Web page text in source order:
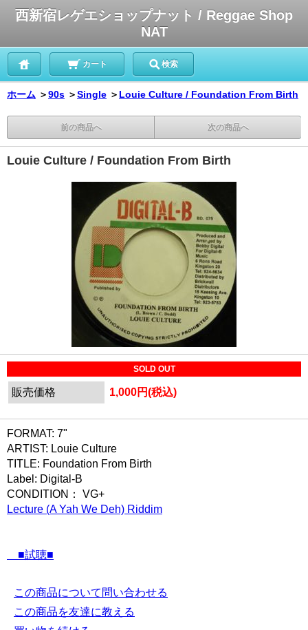
西新宿レゲエショップナット / Reggae Shop
NAT
カート 検索
ホーム ＞90s ＞Single ＞ Louie Culture / Foundation From Birth
前の商品へ 次の商品へ
Louie Culture / Foundation From Birth
SOLD OUT
販売価格 1,000円(税込)
FORMAT: 7"
ARTIST: Louie Culture
TITLE: Foundation From Birth
Label: Digital-B
CONDITION： VG+
Lecture (A Yah We Deh) Riddim
■試聴■
この商品について問い合わせる
この商品を友達に教える